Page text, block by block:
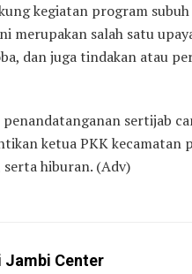
kegiatan program
merupakan salah satu
dan juga tindakan atau
sertijab
ketua PKK kecamatan
hiburan. (Adv)
Jambi Center